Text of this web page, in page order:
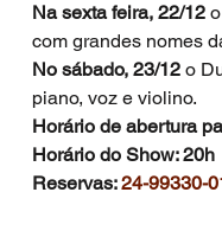
Na sexta feira, 22/12 o
com grandes nomes
No sábado, 23/12 o
piano, voz e violino.
Horário de abertura
Horário do Show: 20h
Reservas: 24-99330-